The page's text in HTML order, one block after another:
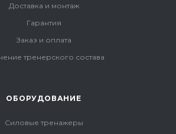
Доставка и монтаж
Гарантия
Заказ и оплата
тренерского состава
ОБОРУДОВАНИЕ
Силовые тренажеры